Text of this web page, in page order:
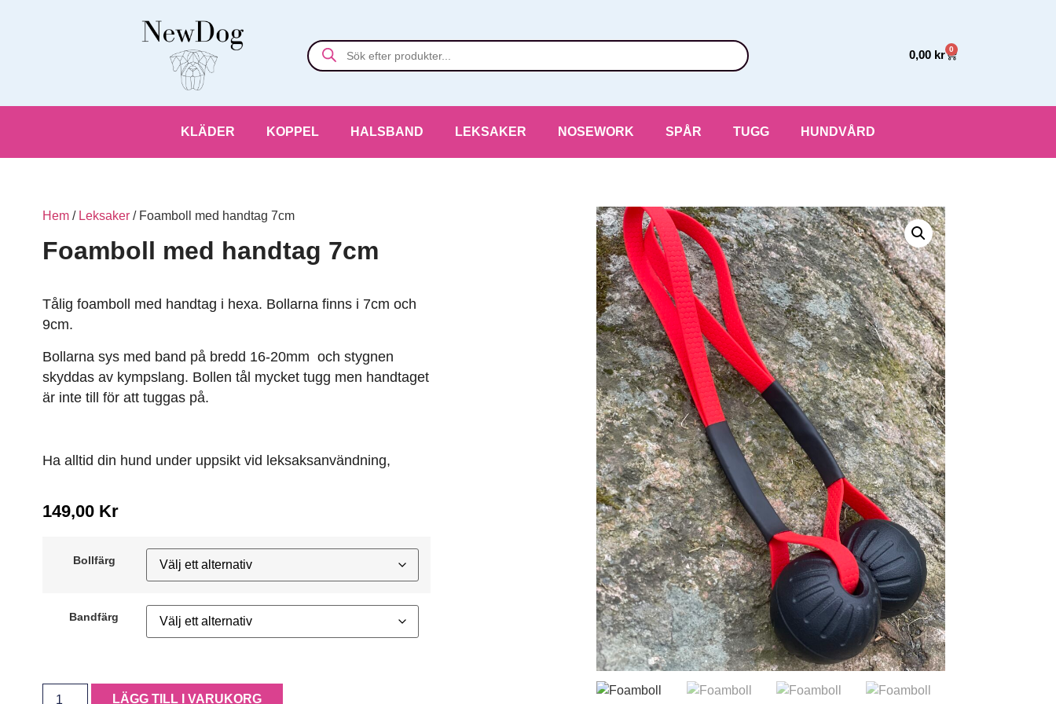
0,00 kr 0
KLÄDER KOPPEL HALSBAND LEKSAKER NOSEWORK SPÅR TUGG HUNDVÅRD
Hem/ Leksaker/ Foamboll med handtag 7cm
Foamboll med handtag 7cm
Tålig foamboll med handtag i hexa. Bollarna finns i 7cm och
9cm.
Bollarna sys med band på bredd 16-20mm och stygnen
skyddas av kympslang. Bollen tål mycket tugg men handtaget
är inte till för att tuggas på.
Ha alltid din hund under uppsikt vid leksaksanvändning,
149,00 Kr
Bollfärg
Bandfärg
LÄGG TILL I VARUKORG